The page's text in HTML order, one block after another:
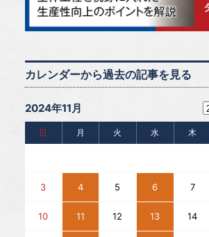
カレンダーから過去の記事を見る
2024年11月
日 月 火 水 木
3 4 5 6 7
10 11 12 13 14